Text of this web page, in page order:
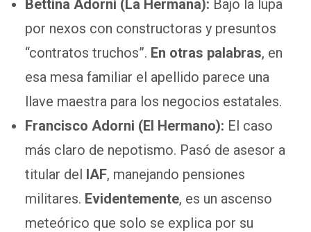
Bettina Adorni (La Hermana): Bajo la lupa
por nexos con constructoras y presuntos
“contratos truchos”. En otras palabras, en
esa mesa familiar el apellido parece una
llave maestra para los negocios estatales.
Francisco Adorni (El Hermano): El caso
más claro de nepotismo. Pasó de asesor a
titular del IAF, manejando pensiones
militares. Evidentemente, es un ascenso
meteórico que solo se explica por su